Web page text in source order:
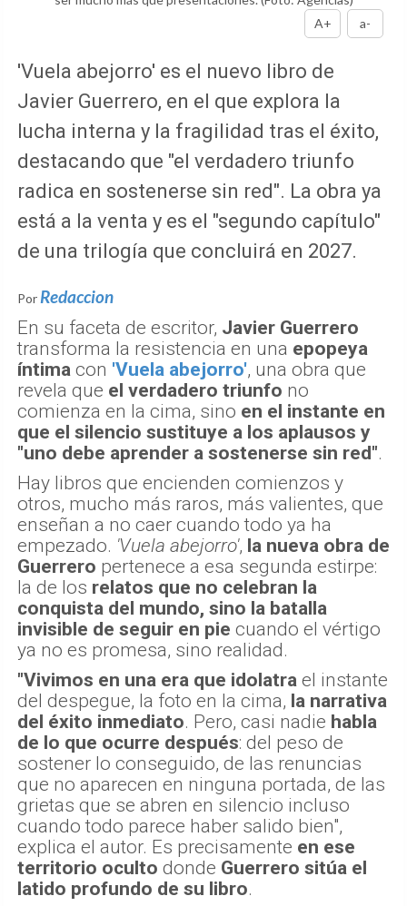
A+
a-
'Vuela abejorro' es el nuevo libro de
Javier Guerrero, en el que explora la
lucha interna y la fragilidad tras el éxito,
destacando que "el verdadero triunfo
radica en sostenerse sin red". La obra ya
está a la venta y es el "segundo capítulo"
de una trilogía que concluirá en 2027.
Por Redaccion
En su faceta de escritor, Javier Guerrero
transforma la resistencia en una epopeya
íntima con 'Vuela abejorro', una obra que
revela que el verdadero triunfo no
comienza en la cima, sino en el instante en
que el silencio sustituye a los aplausos y
"uno debe aprender a sostenerse sin red".
Hay libros que encienden comienzos y
otros, mucho más raros, más valientes, que
enseñan a no caer cuando todo ya ha
empezado. 'Vuela abejorro', la nueva obra de
Guerrero pertenece a esa segunda estirpe:
la de los relatos que no celebran la
conquista del mundo, sino la batalla
invisible de seguir en pie cuando el vértigo
ya no es promesa, sino realidad.
"Vivimos en una era que idolatra el instante
del despegue, la foto en la cima, la narrativa
del éxito inmediato. Pero, casi nadie habla
de lo que ocurre después: del peso de
sostener lo conseguido, de las renuncias
que no aparecen en ninguna portada, de las
grietas que se abren en silencio incluso
cuando todo parece haber salido bien",
explica el autor. Es precisamente en ese
territorio oculto donde Guerrero sitúa el
latido profundo de su libro.